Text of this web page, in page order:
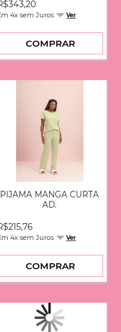
4x sem Juros Ver
COMPRAR
PIJAMA MANGA CURTA
AD.
4x sem Juros Ver
COMPRAR